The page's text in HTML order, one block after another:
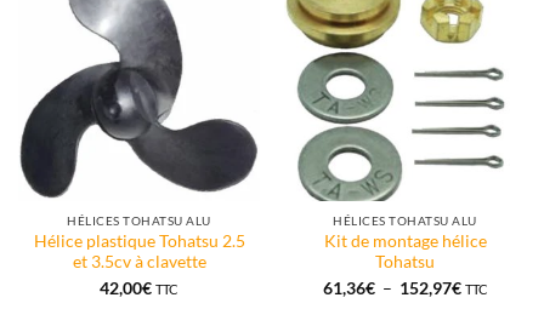
HÉLICES TOHATSU ALU
Hélice plastique Tohatsu 2.5
et 3.5cv à clavette
42,00€ TTC
HÉLICES TOHATSU ALU
Kit de montage hélice
Tohatsu
61,36€ – 152,97€Plage
TTC